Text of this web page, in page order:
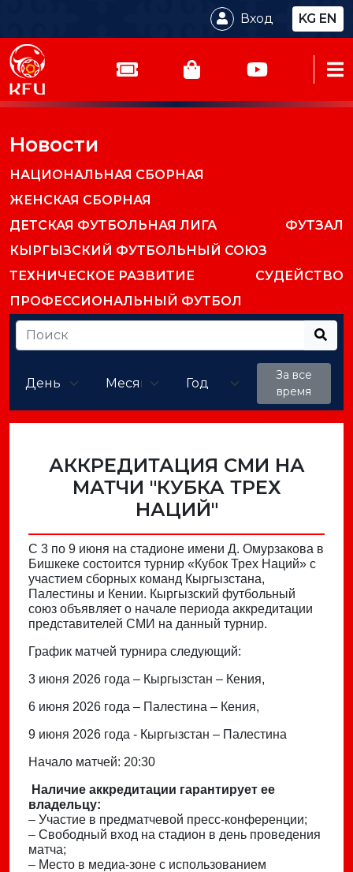
Вход KG EN
Новости
НАЦИОНАЛЬНАЯ СБОРНАЯ
ЖЕНСКАЯ СБОРНАЯ
ДЕТСКАЯ ФУТБОЛЬНАЯ ЛИГА
ФУТЗАЛ
КЫРГЫЗСКИЙ ФУТБОЛЬНЫЙ СОЮЗ
ТЕХНИЧЕСКОЕ РАЗВИТИЕ
СУДЕЙСТВО
ПРОФЕССИОНАЛЬНЫЙ ФУТБОЛ
За все
время
АККРЕДИТАЦИЯ СМИ НА
МАТЧИ "КУБКА ТРЕХ
НАЦИЙ"
С 3 по 9 июня на стадионе имени Д. Омурзакова в
Бишкеке состоится турнир «Кубок Трех Наций» с
участием сборных команд Кыргызстана,
Палестины и Кении. Кыргызский футбольный
союз объявляет о начале периода аккредитации
представителей СМИ на данный турнир.
График матчей турнира следующий:
3 июня 2026 года – Кыргызстан – Кения,
6 июня 2026 года – Палестина – Кения,
9 июня 2026 года - Кыргызстан – Палестина
Начало матчей: 20:30
Наличие аккредитации гарантирует ее
владельцу:
– Участие в предматчевой пресс-конференции;
– Свободный вход на стадион в день проведения
матча;
– Место в медиа-зоне с использованием